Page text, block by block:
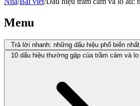
Menu
Trả lời nhanh: những dấu hiệu phổ biến
10 dấu hiệu thường gặp của trầm cảm và lo